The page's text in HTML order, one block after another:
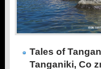
Tales of
Tanganiki, Co